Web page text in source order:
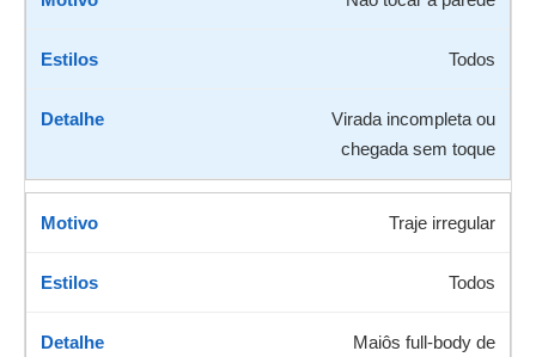
Todos
Virada incompleta ou
chegada sem toque
Traje irregular
Todos
Maiôs full-body de